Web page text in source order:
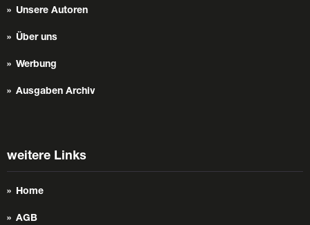
Unsere Autoren
Über uns
Werbung
Ausgaben Archiv
weitere Links
Home
AGB